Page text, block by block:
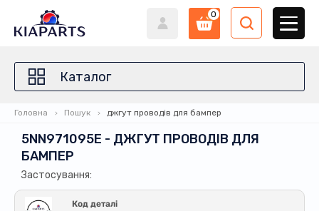
0
Каталог
Головна Пошук джгут проводів для бампер
5NN971095E - ДЖГУТ ПРОВОДІВ ДЛЯ
БАМПЕР
Застосування:
Код деталі